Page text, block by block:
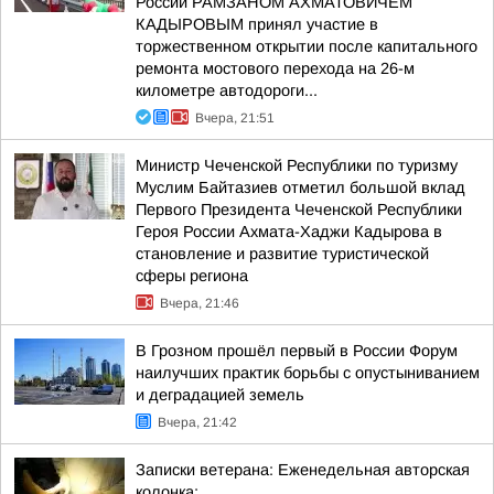
КАДЫРОВЫМ принял участие в
торжественном открытии после капитального
ремонта мостового перехода на 26-м
километре автодороги...
Вчера, 21:51
Министр Чеченской Республики по туризму
Муслим Байтазиев отметил большой вклад
Первого Президента Чеченской Республики
Героя России Ахмата-Хаджи Кадырова в
становление и развитие туристической
сферы региона
Вчера, 21:46
В Грозном прошёл первый в России Форум
наилучших практик борьбы с опустыниванием
и деградацией земель
Вчера, 21:42
Записки ветерана: Еженедельная авторская